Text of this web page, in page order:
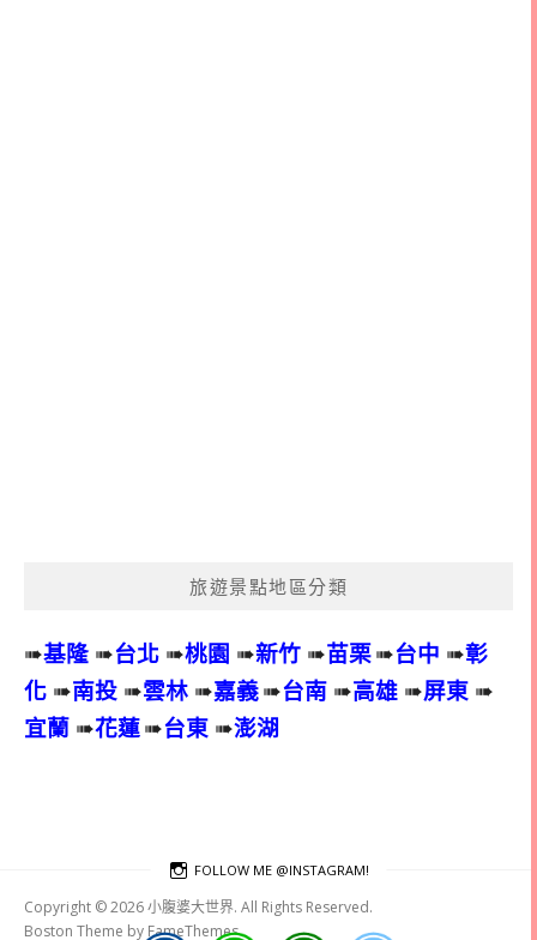
旅遊景點地區分類
➠基隆 ➠台北 ➠桃園 ➠新竹 ➠苗栗➠台中 ➠彰
化 ➠南投 ➠雲林 ➠嘉義➠台南 ➠高雄 ➠屏東 ➠
宜蘭 ➠花蓮➠台東 ➠澎湖
FOLLOW ME @INSTAGRAM!
Copyright © 2026 小腹婆大世界. All Rights Reserved.
Boston Theme by FameThemes